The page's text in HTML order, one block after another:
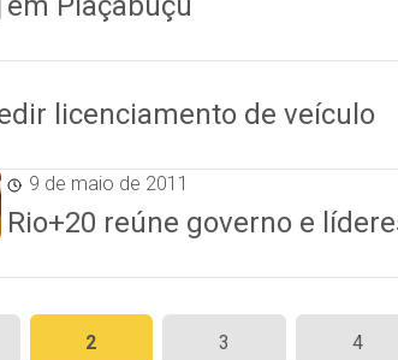
licenciamento de veículo
9 de maio de 2011
Rio+20 reúne governo e
2 3 4